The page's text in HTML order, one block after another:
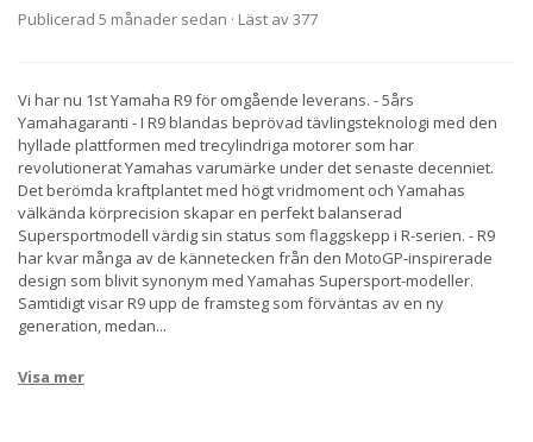
Publicerad 5 månader sedan · Läst av 377
Vi har nu 1st Yamaha R9 för omgående leverans. - 5års
Yamahagaranti - I R9 blandas beprövad tävlingsteknologi med den
hyllade plattformen med trecylindriga motorer som har
revolutionerat Yamahas varumärke under det senaste decenniet.
Det berömda kraftplantet med högt vridmoment och Yamahas
välkända körprecision skapar en perfekt balanserad
Supersportmodell värdig sin status som flaggskepp i R-serien. - R9
har kvar många av de kännetecken från den MotoGP-inspirerade
design som blivit synonym med Yamahas Supersport-modeller.
Samtidigt visar R9 upp de framsteg som förväntas av en ny
generation, medan...
Visa mer